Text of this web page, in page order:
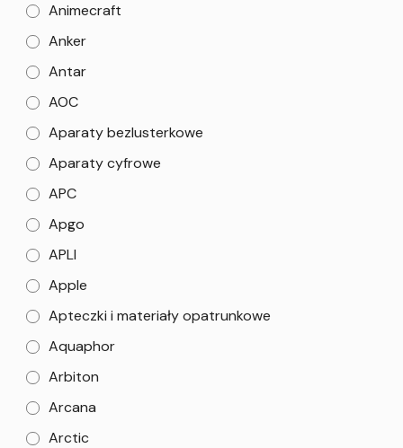
Animecraft
Anker
Antar
AOC
Aparaty bezlusterkowe
Aparaty cyfrowe
APC
Apgo
APLI
Apple
Apteczki i materiały opatrunkowe
Aquaphor
Arbiton
Arcana
Arctic